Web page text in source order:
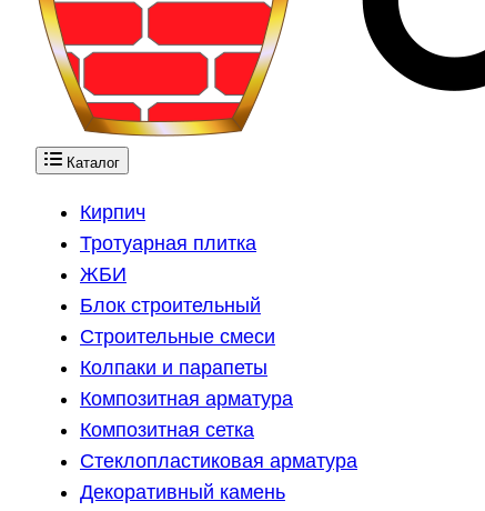
Каталог
Кирпич
Тротуарная плитка
ЖБИ
Блок строительный
Строительные смеси
Колпаки и парапеты
Композитная арматура
Композитная сетка
Стеклопластиковая арматура
Декоративный камень